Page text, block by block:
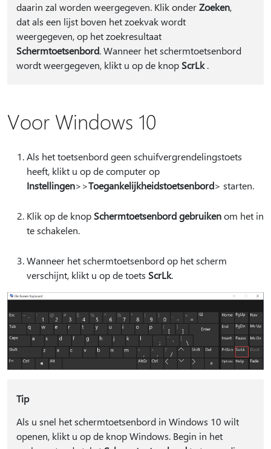
daarin zal worden weergegeven. Klik onderZoeken,
dat als een lijst boven het zoekvak wordt
weergegeven, op het zoekresultaat
Schermtoetsenbord. Wanneer het schermtoetsenbord
wordt weergegeven, klikt u op de knop ScrLk.
Voor Windows 10
Als het toetsenbord geen schuifvergrendelingstoets
heeft, klikt u op de computer op
Instellingen>>Toegankelijkheidstoetsenbord> starten.
Klik op de knop Schermtoetsenbord gebruikenom het in
te schakelen.
Wanneer het schermtoetsenbord op het scherm
verschijnt, klikt u op de toets ScrLk.
Tip
Als u snel het schermtoetsenbord in Windows 10 wilt
openen, klikt u op de knop Windows. Begin in het